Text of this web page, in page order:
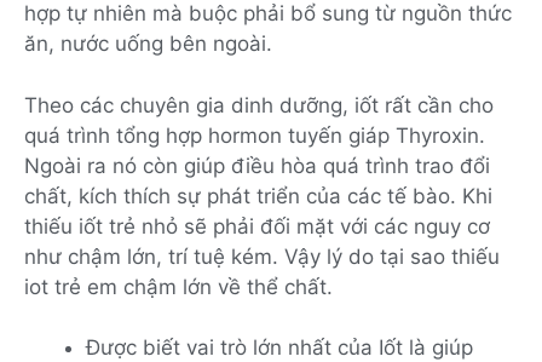
hợp tự nhiên mà buộc phải bổ sung từ nguồn thức
ăn, nước uống bên ngoài.
Theo các chuyên gia dinh dưỡng, iốt rất cần cho
quá trình tổng hợp hormon tuyến giáp Thyroxin.
Ngoài ra nó còn giúp điều hòa quá trình trao đổi
chất, kích thích sự phát triển của các tế bào. Khi
thiếu iốt trẻ nhỏ sẽ phải đối mặt với các nguy cơ
như chậm lớn, trí tuệ kém. Vậy lý do tại sao thiếu
iot trẻ em chậm lớn về thể chất.
Được biết vai trò lớn nhất của Iốt là giúp